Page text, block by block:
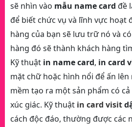
sẽ nhìn vào mẫu name card đề
để biết chức vụ và lĩnh vực hoạt
hàng của bạn sẽ lưu trữ nó và
hàng đó sẽ thành khách hàng
Kỹ thuật in name card, in card
mặt chữ hoặc hình nổi để ấn
mềm tạo ra một sản phẩm có
xúc giác. Kỹ thuật in card visit
cách độc đáo, thường được các